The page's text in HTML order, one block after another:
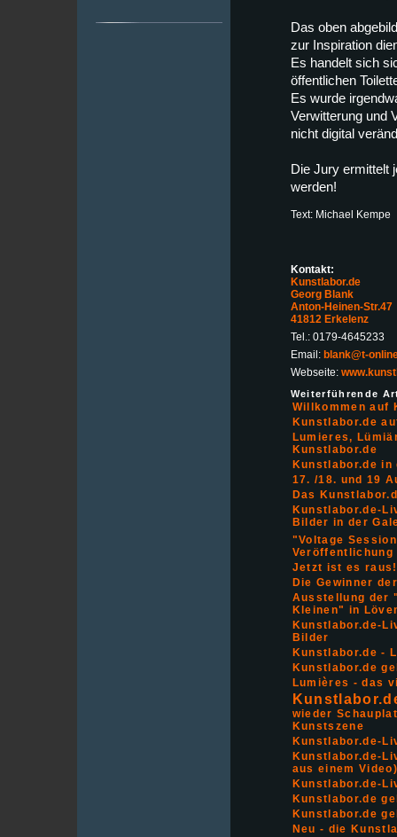
Das oben
zur Inspiration
Es handelt sich
öffentlichen
Es wurde
Verwitterung und
nicht digital
Die Jury ermittelt
werden!
Text: Michael Kempe
Kontakt:
Kunstlabor.de
Georg Blank
Anton-Heinen-Str.47
41812 Erkelenz
Tel.: 0179-4645233
Email: blank@t-
Webseite:
Weiterführende
Willkommen auf
Kunstlabor.de
Lumieres,
Kunstlabor.de
Kunstlabor.de in
17. /18. und 19
Das
Kunstlabor.de-
Bilder in der
"Voltage
Veröffentlichung
Jetzt ist es
Die Gewinner
Ausstellung der
Kleinen" in
Kunstlabor.de-
Bilder
Kunstlabor.de -
Kunstlabor.de
Lumières - das
wieder
Kunstszene
Kunstlabor.de-
Kunstlabor.de-
aus einem Video)
Kunstlabor.de-
Kunstlabor.de
Kunstlabor.de
Neu - die